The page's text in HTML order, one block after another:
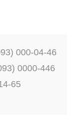
000-04-46
0000-446
65